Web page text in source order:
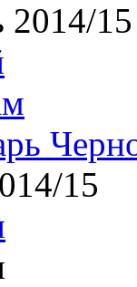
2014/15
15